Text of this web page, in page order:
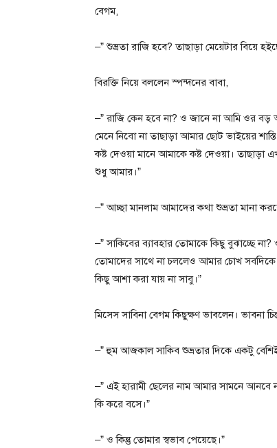
বেগম,
–” শুভ্রতা রাজি হবে? তাছাড়া মেয়েটার বিয়ে
বিরক্তি নিয়ে বললেন স্পন্দনের বাবা,
–” রাজি কেন হবে না? ও জানে না আমি ওর
মেনে নিবো না তাছাড়া আমার ছোট ভাইয়ের
কষ্ট দেওয়া মানে আমাকে কষ্ট দেওয়া। তাছাড়া
শুধু আমার।”
–” আচ্ছা মানলাম আমাদের কথা শুভ্রতা মানা
–” সাকিবের ব্যাবহার তোমাকে কিছু বুঝাচ্ছে
তোমাদের সাথে না চললেও আমার চোখ
কিছু আশা করা যায় না সাবু।”
মিসেস সাবিনা বেগম কিছুক্ষণ ভাবলেন। ভাবনা
–” হুম আজকাল সাকিব শুভ্রতার দিকে একটু বেশিই
–” এই হারামী ছেলের নাম আমার সামনে
কি করে বসে।”
–” ও কিন্তু তোমার স্বভাব পেয়েছে।”